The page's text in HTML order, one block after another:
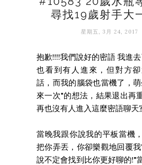
尋找19歲射手大
星期五, 3月 24, 2017
抱歉!!!!我們說好的密語 我進去
也看到有人進來，但對方
話，而我的腦袋也當機了，
來一次"的想法，結果退出再
再也沒有人進入這麼密語聊天
當晚我跟你說我的平板當機
把你弄丟，你卻樂觀地回覆
說不定會找到比你更好聊的!"